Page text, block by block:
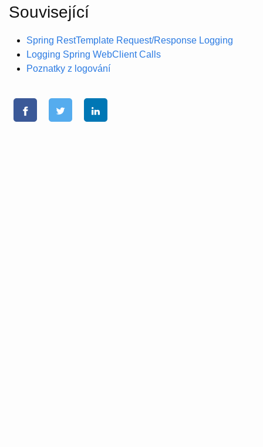
Související
Spring RestTemplate Request/Response Logging
Logging Spring WebClient Calls
Poznatky z logování